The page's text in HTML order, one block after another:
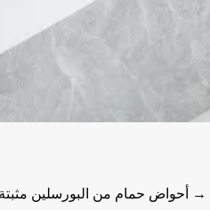
→ أحواض حمام من البورسلين